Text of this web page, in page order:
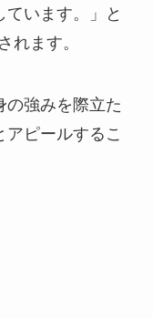
います。」と
れます。
の強みを際立た
ピールするこ